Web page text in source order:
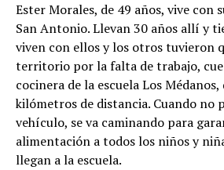
Ester Morales, de 49 años, vive con
San Antonio. Llevan 30 años allí y
viven con ellos y los otros tuvieron
territorio por la falta de trabajo,
cocinera de la escuela Los Médanos,
kilómetros de distancia. Cuando no
vehículo, se va caminando para
alimentación a todos los niños y
llegan a la escuela.